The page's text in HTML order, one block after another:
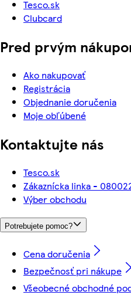
Tesco.sk
Clubcard
Pred prvým
Ako nakupovať
Registrácia
Objednanie doručenia
Moje obľúbené
Kontaktujte nás
Tesco.sk
Zákaznícka linka -
Výber obchodu
Potrebujete pomoc?
Cena doručenia
Bezpečnosť pri nákupe
Všeobecné obchodné